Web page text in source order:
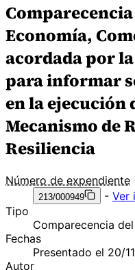
Economía,
acordada por
para informar
en la ejecución
Mecanismo de
Resiliencia
Número de expendiente
213/000949 - Ver
Tipo
Comparecencia
Fechas
Presentado el 20/
Autor